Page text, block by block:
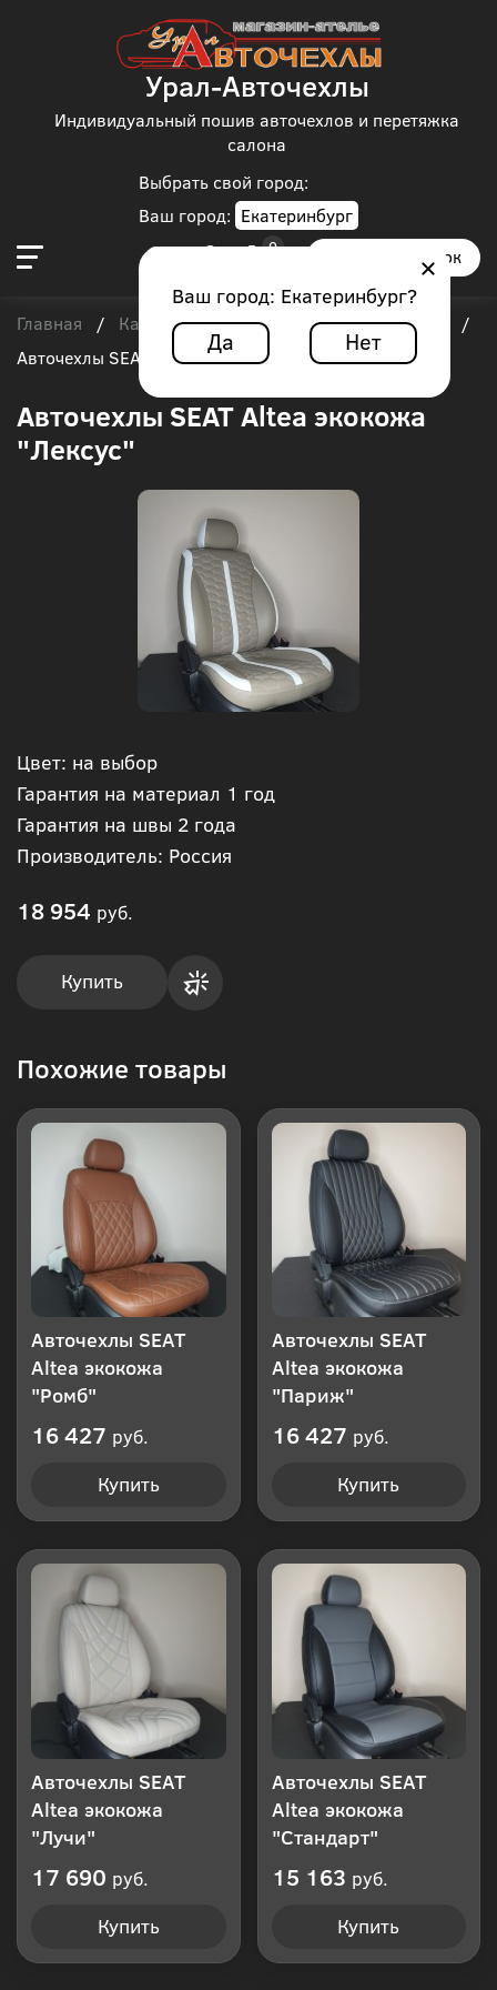
Выбрать свой город:
Ваш город: Екатеринбург
Ваш город: Екатеринбург?
Да Нет
Урал-Авточехлы
Индивидуальный пошив авточехлов и перетяжка
салона
Заказать звонок
Главная / Каталог чехлов / SEAT / SEAT Altea
/
Авточехлы SEAT Altea экокожа "Лексус"
Авточехлы SEAT Altea экокожа
"Лексус"
Цвет: на выбор
Гарантия на материал 1 год
Гарантия на швы 2 года
Производитель: Россия
18 954 руб.
Купить
Похожие товары
Авточехлы SEAT
Altea экокожа
"Ромб"
16 427 руб.
Купить
Авточехлы SEAT
Altea экокожа
"Париж"
16 427 руб.
Купить
Авточехлы SEAT
Altea экокожа
"Лучи"
17 690 руб.
Купить
Авточехлы SEAT
Altea экокожа
"Стандарт"
15 163 руб.
Купить